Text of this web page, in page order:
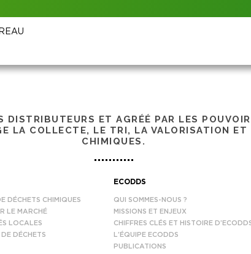
DISTRIBUTEURS ET AGRÉÉ PAR LES
LA COLLECTE, LE TRI, LA VALORISATION ET
CHIMIQUES.
DÉCHETS CHIMIQUES
LE MARCHÉ
LOCALES
DÉCHETS
ECODDS
QUI SOMMES-NOUS ?
MISSIONS ET ENJEUX
CHIFFRES CLÉS ET HISTOIRE
L’ÉQUIPE ECODDS
PUBLICATIONS